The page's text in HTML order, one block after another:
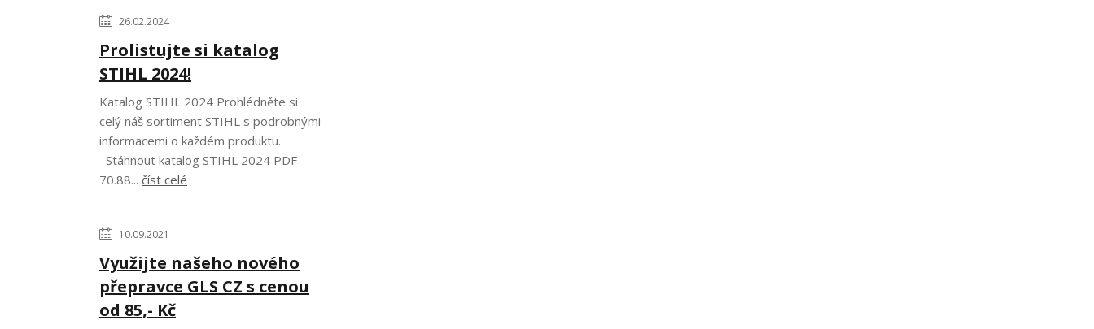
26.02.2024
Prolistujte si katalog
STIHL 2024!
Katalog STIHL 2024 Prohlédněte si
celý náš sortiment STIHL s podrobnými
informacemi o každém produktu.
Stáhnout katalog STIHL 2024 PDF
70.88... číst celé
10.09.2021
Využijte našeho nového
přepravce GLS CZ s cenou
od 85,- Kč